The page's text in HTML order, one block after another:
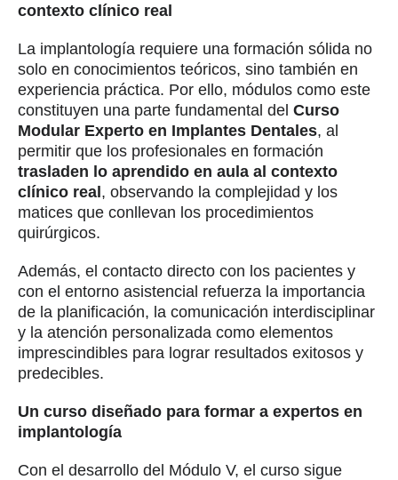
contexto clínico real
La implantología requiere una formación sólida no
solo en conocimientos teóricos, sino también en
experiencia práctica. Por ello, módulos como este
constituyen una parte fundamental del Curso
Modular Experto en Implantes Dentales, al
permitir que los profesionales en formación
trasladen lo aprendido en aula al contexto
clínico real, observando la complejidad y los
matices que conllevan los procedimientos
quirúrgicos.
Además, el contacto directo con los pacientes y
con el entorno asistencial refuerza la importancia
de la planificación, la comunicación interdisciplinar
y la atención personalizada como elementos
imprescindibles para lograr resultados exitosos y
predecibles.
Un curso diseñado para formar a expertos en
implantología
Con el desarrollo del Módulo V, el curso sigue